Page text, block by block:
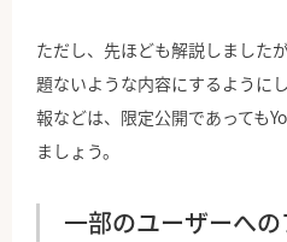
ただし、先ほども解説しました
題ないような内容にするように
報などは、限定公開であっても
ましょう。
一部のユーザーへ